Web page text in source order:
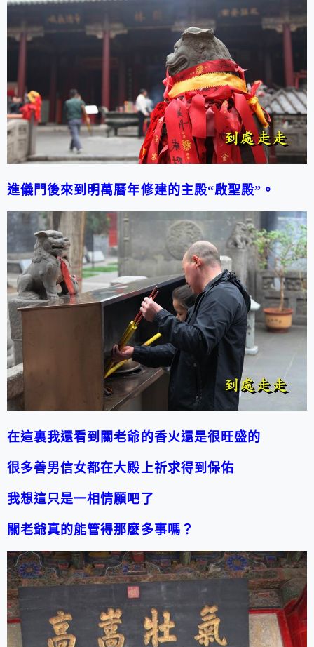
進儀門後來到明萬曆年修建的主殿“啟聖殿” 。
在這裏我還看到關老爺的香火還是很旺盛的
很多善男信女都在大殿上祈求得到保佑
我想這只是一相情願吧了
關老爺真的能管得那麼多事嗎？